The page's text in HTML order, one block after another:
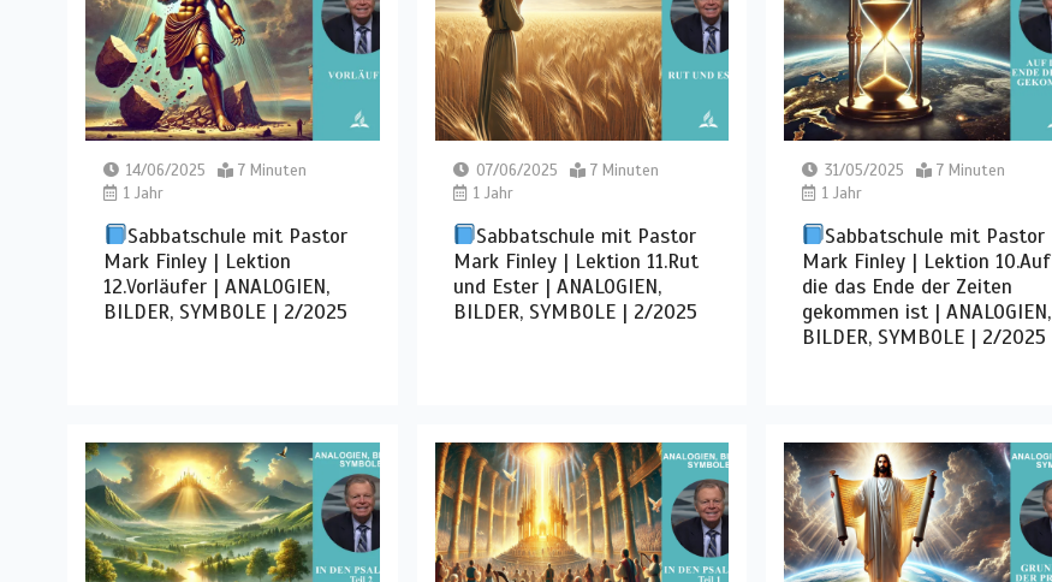
14/06/2025
7 Minuten
1 Jahr
Sabbatschule mit Pastor
Mark Finley | Lektion
12.Vorläufer | ANALOGIEN,
BILDER, SYMBOLE | 2/2025
07/06/2025
7 Minuten
1 Jahr
Sabbatschule mit Pastor
Mark Finley | Lektion 11.Rut
und Ester | ANALOGIEN,
BILDER, SYMBOLE | 2/2025
31/05/2025
7 Minuten
1 Jahr
Sabbatschule mit Pastor
Mark Finley | Lektion 10.Auf
die das Ende der Zeiten
gekommen ist | ANALOGIEN,
BILDER, SYMBOLE | 2/2025